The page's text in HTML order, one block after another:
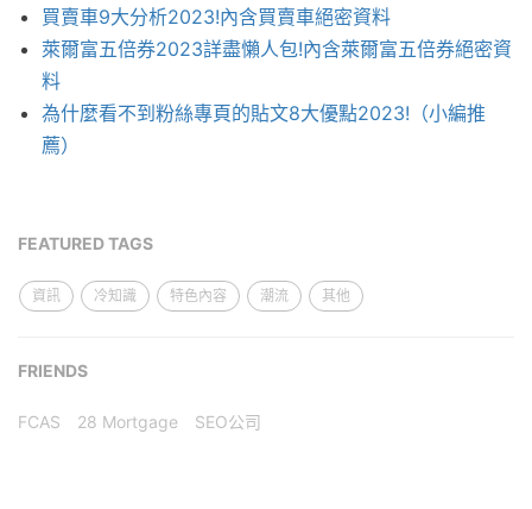
買賣車9大分析2023!內含買賣車絕密資料
萊爾富五倍券2023詳盡懶人包!內含萊爾富五倍券絕密資
料
為什麼看不到粉絲專頁的貼文8大優點2023!（小編推
薦）
FEATURED TAGS
資訊 冷知識 特色內容 潮流 其他
FRIENDS
FCAS 28 Mortgage SEO公司